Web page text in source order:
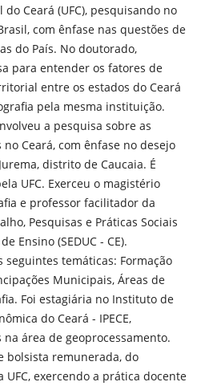
Ceará (UFC), pesquisando no
com ênfase nas questões de
do País. No doutorado,
para entender os fatores de
entre os estados do Ceará
pela mesma instituição.
a pesquisa sobre as
Ceará, com ênfase no desejo
distrito de Caucaia. É
UFC. Exerceu o magistério
e professor facilitador da
Pesquisas e Práticas Sociais
Ensino (SEDUC - CE).
seguintes temáticas: Formação
Municipais, Áreas de
Foi estagiária no Instituto de
do Ceará - IPECE,
área de geoprocessamento.
bolsista remunerada, do
exercendo a prática docente